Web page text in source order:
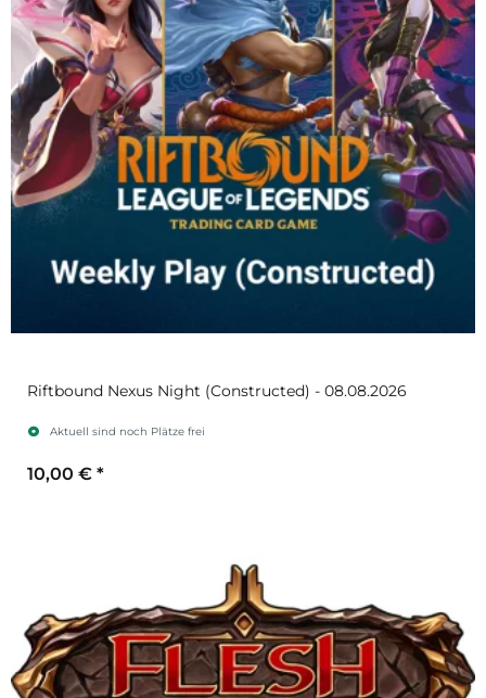
Riftbound Nexus Night (Constructed) - 08.08.2026
Aktuell sind noch Plätze frei
10,00 € *